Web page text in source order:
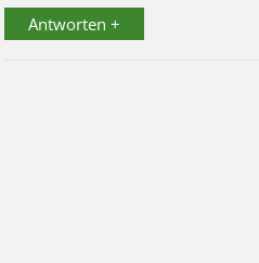
Antworten +